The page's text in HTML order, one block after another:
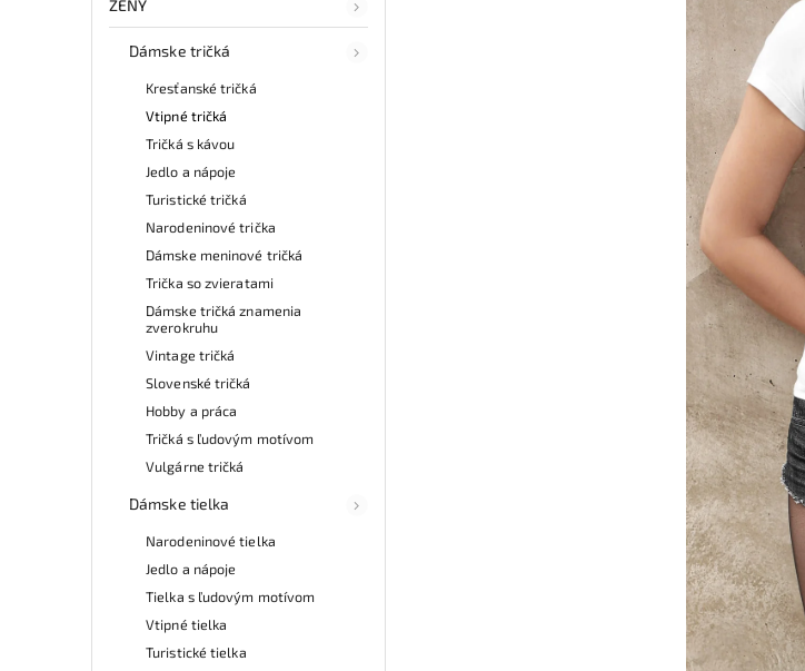
ŽENY
Dámske tričká
Kresťanské tričká
Vtipné tričká
Tričká s kávou
Jedlo a nápoje
Turistické tričká
Narodeninové trička
Dámske meninové tričká
Trička so zvieratami
Dámske tričká znamenia
zverokruhu
Vintage tričká
Slovenské tričká
Hobby a práca
Tričká s ľudovým motívom
Vulgárne tričká
Dámske tielka
Narodeninové tielka
Jedlo a nápoje
Tielka s ľudovým motívom
Vtipné tielka
Turistické tielka